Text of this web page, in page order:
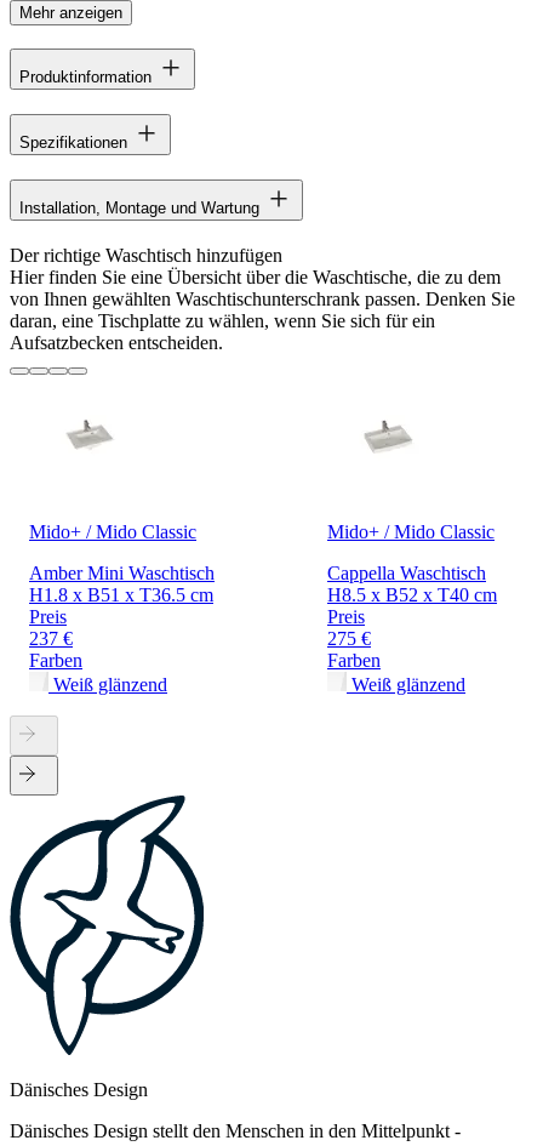
Mehr anzeigen
Produktinformation
Spezifikationen
Installation, Montage und Wartung
Der richtige Waschtisch hinzufügen
Hier finden Sie eine Übersicht über die Waschtische, die zu dem
von Ihnen gewählten Waschtischunterschrank passen. Denken Sie
daran, eine Tischplatte zu wählen, wenn Sie sich für ein
Aufsatzbecken entscheiden.
Mido+ / Mido Classic
Amber Mini Waschtisch
H1.8 x B51 x T36.5 cm
Preis
237 €
Farben
Weiß glänzend
Mido+ / Mido Classic
Cappella Waschtisch
H8.5 x B52 x T40 cm
Preis
275 €
Farben
Weiß glänzend
Dänisches Design
Dänisches Design stellt den Menschen in den Mittelpunkt -